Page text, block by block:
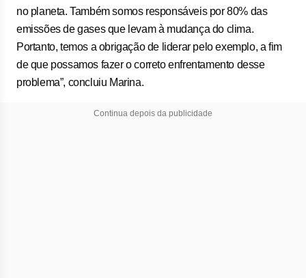
no planeta. Também somos responsáveis por 80% das
emissões de gases que levam à mudança do clima.
Portanto, temos a obrigação de liderar pelo exemplo, a fim
de que possamos fazer o correto enfrentamento desse
problema”, concluiu Marina.
Continua depois da publicidade